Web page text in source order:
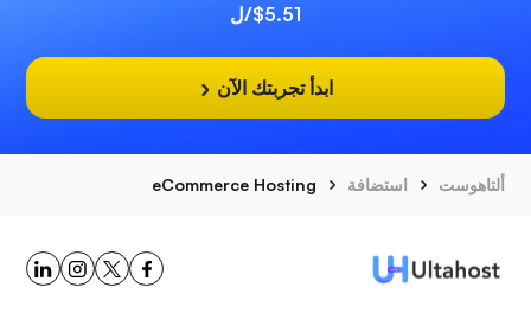
$5.51/ل
ابدأ تجربتك الآن
ألتاهوست استضافة eCommerce Hosting